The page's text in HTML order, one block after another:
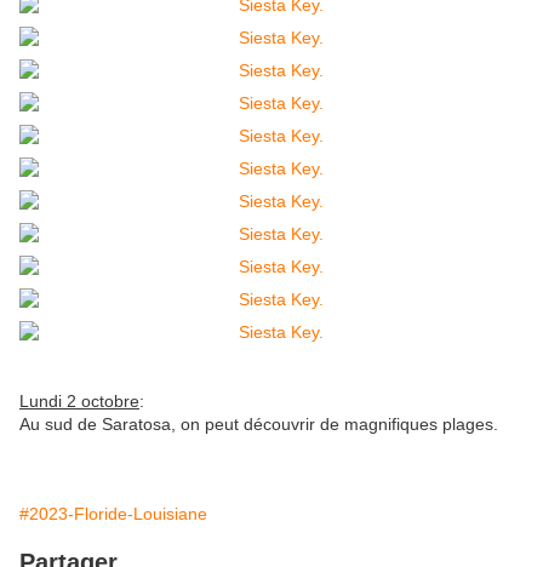
Lundi 2 octobre:
Au sud de Saratosa, on peut découvrir de magnifiques plages.
#2023-Floride-Louisiane